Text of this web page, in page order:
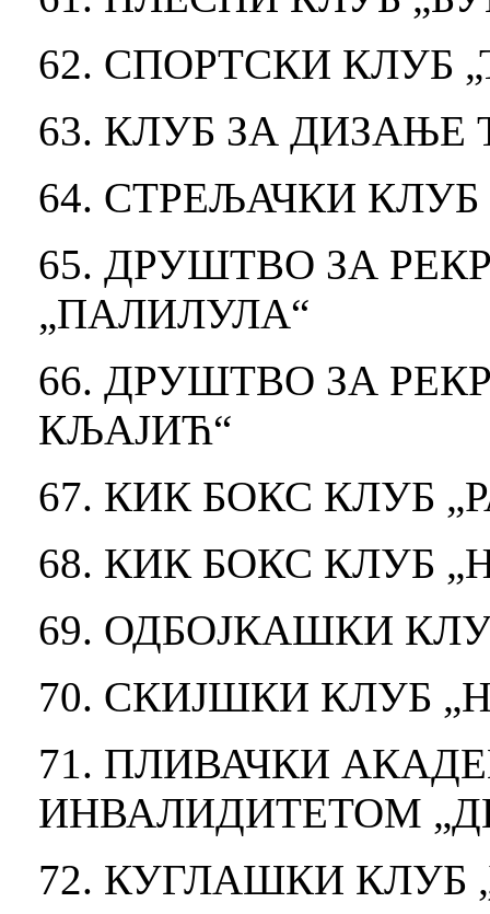
62. СПОРТСКИ КЛУБ
63. КЛУБ ЗА
64. СТРЕЉАЧКИ КЛУБ
65. ДРУШТВО ЗА
„ПАЛИЛУЛА“
66. ДРУШТВО ЗА
КЉАЈИЋ“
67. КИК БОКС КЛУБ
68. КИК БОКС КЛУБ
69. ОДБОЈКАШКИ
70. СКИЈШКИ КЛУБ
71. ПЛИВАЧКИ
ИНВАЛИДИТЕТОМ
72. КУГЛАШКИ КЛУБ